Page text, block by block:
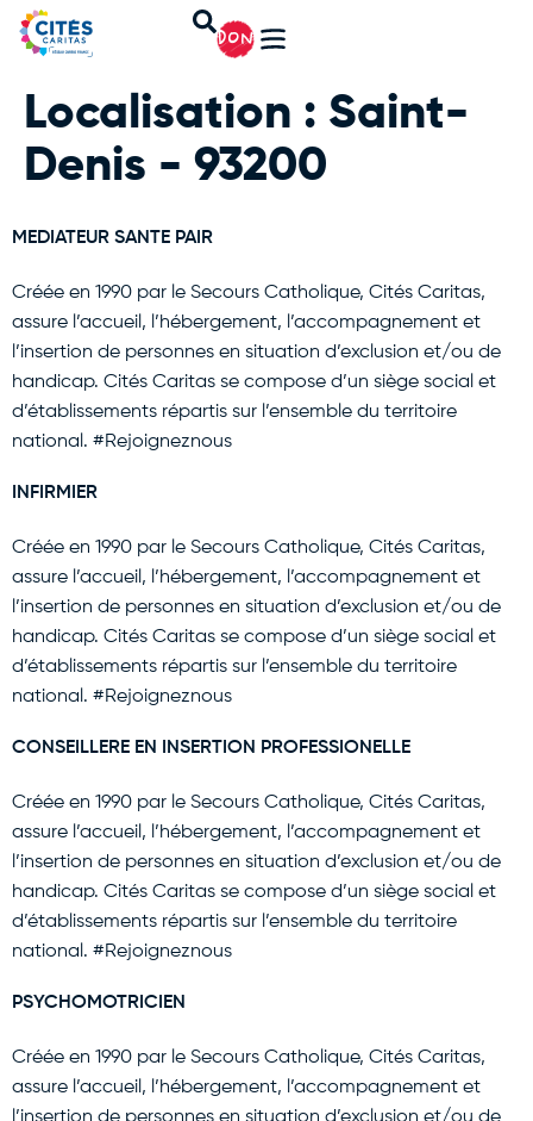
DON
Localisation : Saint-
Denis - 93200
MEDIATEUR SANTE PAIR
Créée en 1990 par le Secours Catholique, Cités Caritas,
assure l’accueil, l’hébergement, l’accompagnement et
l’insertion de personnes en situation d’exclusion et/ou de
handicap. Cités Caritas se compose d’un siège social et
d’établissements répartis sur l’ensemble du territoire
national. #Rejoigneznous
INFIRMIER
Créée en 1990 par le Secours Catholique, Cités Caritas,
assure l’accueil, l’hébergement, l’accompagnement et
l’insertion de personnes en situation d’exclusion et/ou de
handicap. Cités Caritas se compose d’un siège social et
d’établissements répartis sur l’ensemble du territoire
national. #Rejoigneznous
CONSEILLERE EN INSERTION PROFESSIONELLE
Créée en 1990 par le Secours Catholique, Cités Caritas,
assure l’accueil, l’hébergement, l’accompagnement et
l’insertion de personnes en situation d’exclusion et/ou de
handicap. Cités Caritas se compose d’un siège social et
d’établissements répartis sur l’ensemble du territoire
national. #Rejoigneznous
PSYCHOMOTRICIEN
Créée en 1990 par le Secours Catholique, Cités Caritas,
assure l’accueil, l’hébergement, l’accompagnement et